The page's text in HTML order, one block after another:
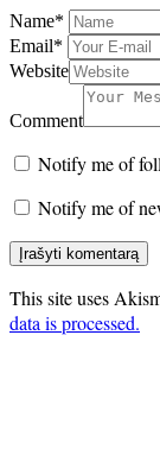
Name*
Email*
Website
Comment
Notify me of
Notify me of
This site uses
data is processed.